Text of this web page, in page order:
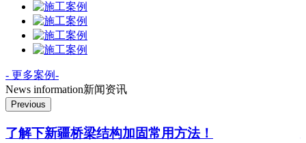
- 更多案例-
News information新闻资讯
Previous
了解下新疆桥梁结构加固常用方法！